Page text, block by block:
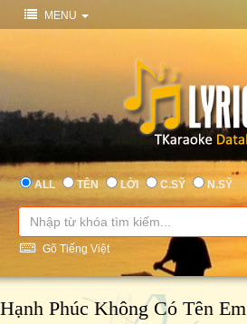
MENU
ALL TÊN LỜI C.SỸ N.SỸ
Gõ Tiếng Việt
Hạnh Phúc Không Có Tên Em